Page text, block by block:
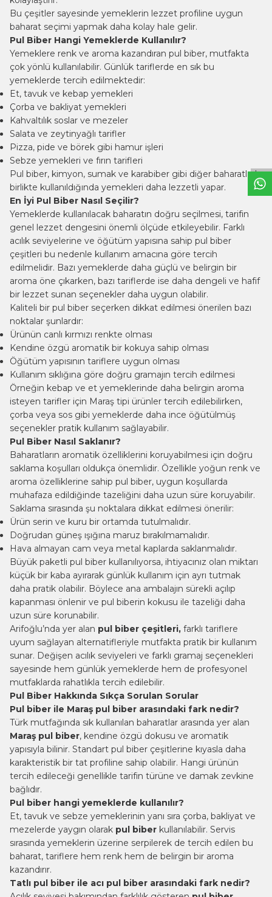
Bu çeşitler sayesinde yemeklerin lezzet profiline uygun
baharat seçimi yapmak daha kolay hale gelir.
Pul Biber Hangi Yemeklerde Kullanılır?
Yemeklere renk ve aroma kazandıran pul biber, mutfakta
çok yönlü kullanılabilir. Günlük tariflerde en sık bu
yemeklerde tercih edilmektedir:
Et, tavuk ve kebap yemekleri
Çorba ve bakliyat yemekleri
Kahvaltılık soslar ve mezeler
Salata ve zeytinyağlı tarifler
Pizza, pide ve börek gibi hamur işleri
Sebze yemekleri ve fırın tarifleri
Pul biber, kimyon, sumak ve karabiber gibi diğer baharatlarla
birlikte kullanıldığında yemekleri daha lezzetli yapar.
En İyi Pul Biber Nasıl Seçilir?
Yemeklerde kullanılacak baharatın doğru seçilmesi, tarifin
genel lezzet dengesini önemli ölçüde etkileyebilir. Farklı
acılık seviyelerine ve öğütüm yapısına sahip pul biber
çeşitleri bu nedenle kullanım amacına göre tercih
edilmelidir. Bazı yemeklerde daha güçlü ve belirgin bir
aroma öne çıkarken, bazı tariflerde ise daha dengeli ve hafif
bir lezzet sunan seçenekler daha uygun olabilir.
Kaliteli bir pul biber seçerken dikkat edilmesi önerilen bazı
noktalar şunlardır:
Ürünün canlı kırmızı renkte olması
Kendine özgü aromatik bir kokuya sahip olması
Öğütüm yapısının tariflere uygun olması
Kullanım sıklığına göre doğru gramajın tercih edilmesi
Örneğin kebap ve et yemeklerinde daha belirgin aroma
isteyen tarifler için Maraş tipi ürünler tercih edilebilirken,
çorba veya sos gibi yemeklerde daha ince öğütülmüş
seçenekler pratik kullanım sağlayabilir.
Pul Biber Nasıl Saklanır?
Baharatların aromatik özelliklerini koruyabilmesi için doğru
saklama koşulları oldukça önemlidir. Özellikle yoğun renk ve
aroma özelliklerine sahip pul biber, uygun koşullarda
muhafaza edildiğinde tazeliğini daha uzun süre koruyabilir.
Saklama sırasında şu noktalara dikkat edilmesi önerilir:
Ürün serin ve kuru bir ortamda tutulmalıdır.
Doğrudan güneş ışığına maruz bırakılmamalıdır.
Hava almayan cam veya metal kaplarda saklanmalıdır.
Büyük paketli pul biber kullanılıyorsa, ihtiyacınız olan miktarı
küçük bir kaba ayırarak günlük kullanım için ayrı tutmak
daha pratik olabilir. Böylece ana ambalajın sürekli açılıp
kapanması önlenir ve pul biberin kokusu ile tazeliği daha
uzun süre korunabilir.
Arifoğlu’nda yer alan pul biber çeşitleri, farklı tariflere
uyum sağlayan alternatifleriyle mutfakta pratik bir kullanım
sunar. Değişen acılık seviyeleri ve farklı gramaj seçenekleri
sayesinde hem günlük yemeklerde hem de profesyonel
mutfaklarda rahatlıkla tercih edilebilir.
Pul Biber Hakkında Sıkça Sorulan Sorular
Pul biber ile Maraş pul biber arasındaki fark nedir?
Türk mutfağında sık kullanılan baharatlar arasında yer alan
Maraş pul biber, kendine özgü dokusu ve aromatik
yapısıyla bilinir. Standart pul biber çeşitlerine kıyasla daha
karakteristik bir tat profiline sahip olabilir. Hangi ürünün
tercih edileceği genellikle tarifin türüne ve damak zevkine
bağlıdır.
Pul biber hangi yemeklerde kullanılır?
Et, tavuk ve sebze yemeklerinin yanı sıra çorba, bakliyat ve
mezelerde yaygın olarak pul biber kullanılabilir. Servis
sırasında yemeklerin üzerine serpilerek de tercih edilen bu
baharat, tariflere hem renk hem de belirgin bir aroma
kazandırır.
Tatlı pul biber ile acı pul biber arasındaki fark nedir?